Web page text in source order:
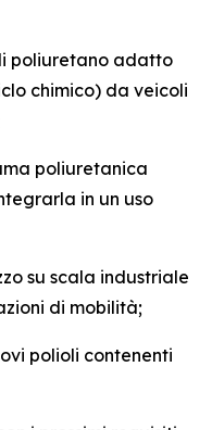
poliuretano adatto
chimico) da veicoli
poliuretanica
in un uso
su scala industriale
di mobilità;
polioli contenenti